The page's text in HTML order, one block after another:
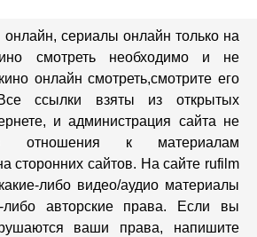
сериалы онлайн только на
смотреть необходимо и не
онлайн смотреть,cмотрите его
ссылки взяты из открытых
и администрация сайта не
отношения к материалам
сторонних сайтов. На сайте rufilm
либо видео/аудио материалы
авторские права. Если вы
ваши права, напишите